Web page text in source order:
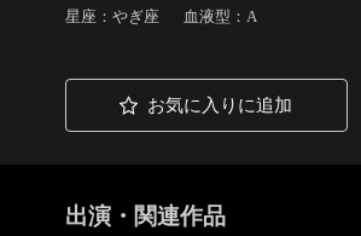
星座：やぎ座 血液型：A
お気に入りに追加
出演・関連作品